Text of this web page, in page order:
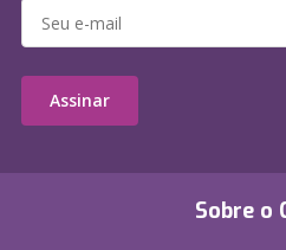
Sobre o
Assinar